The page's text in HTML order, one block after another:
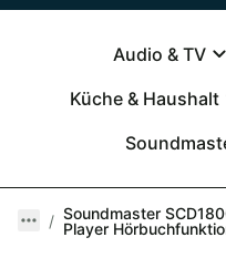
Audio & TV
Küche & Haushalt
Soundmaster
Player